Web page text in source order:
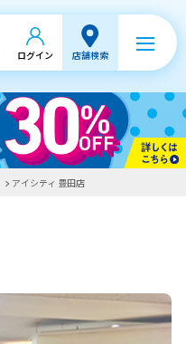
ログイン 店舗検索
アイシティ 豊田店